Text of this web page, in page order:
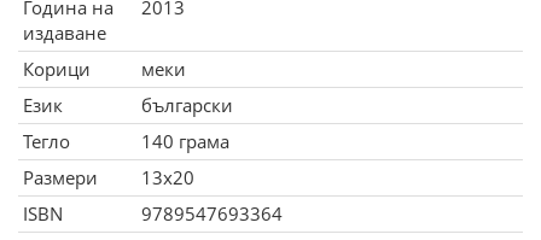
Година на
издаване
2013
Корици
меки
Език
български
Тегло
140 грама
Размери
13x20
ISBN
9789547693364